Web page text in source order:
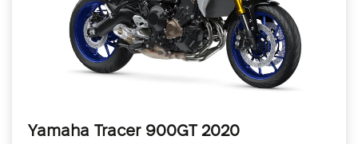
Yamaha Tracer 900GT 2020